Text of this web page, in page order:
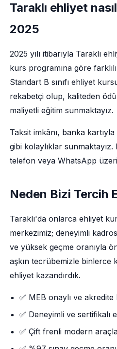
Taraklı ehliyet
2025
2025 yılı itibarıyla Taraklı
kurs programına göre
Standart B sınıfı ehliyet
rekabetçi olup, kaliteden
maliyetli eğitim sunmaktayız.
Taksit imkânı, banka
gibi kolaylıklar sunmaktayız.
telefon veya WhatsApp
Neden Bizi Tercih
Taraklı'da onlarca ehliyet
merkezimiz; deneyimli
ve yüksek geçme oranıyla
aşkın tecrübemizle binlerce
ehliyet kazandırdık.
✅ MEB onaylı ve akredite
✅ Deneyimli ve sertifikalı
✅ Çift frenli modern